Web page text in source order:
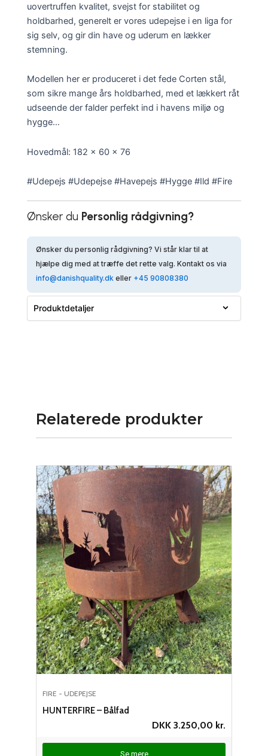
uovertruffen kvalitet, svejst for stabilitet og
holdbarhed, generelt er vores udepejse i en liga for
sig selv, og gir din have og uderum en lækker
stemning.
Modellen her er produceret i det fede Corten stål,
som sikre mange års holdbarhed, med et lækkert råt
udseende der falder perfekt ind i havens miljø og
hygge…
Hovedmål: 182 x 60 x 76
#Udepejs #Udepejse #Havepejs #Hygge #Ild #Fire
Ønsker du Personlig rådgivning?
Ønsker du personlig rådgivning? Vi står klar til at
hjælpe dig med at træffe det rette valg. Kontakt os via
info@danishquality.dk eller +45 90808380
Produktdetaljer
Relaterede produkter
FIRE - UDEPEJSE
HUNTERFIRE – Bålfad
DKK3.250,00 kr.
Se mere